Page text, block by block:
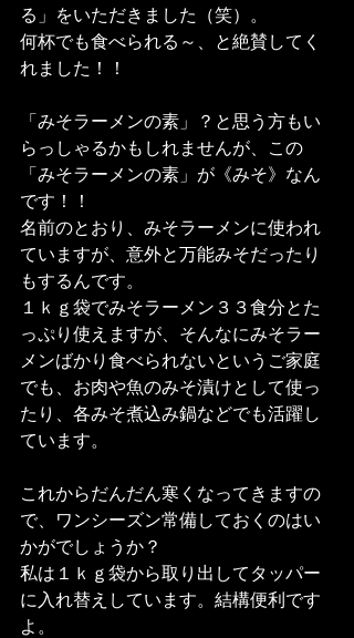
る」をいただきました（笑）。
何杯でも食べられる～、と絶賛してく
れました！！
「みそラーメンの素」？と思う方もい
らっしゃるかもしれませんが、この
「みそラーメンの素」が《みそ》なん
です！！
名前のとおり、みそラーメンに使われ
ていますが、意外と万能みそだったり
もするんです。
１ｋｇ袋でみそラーメン３３食分とた
っぷり使えますが、そんなにみそラー
メンばかり食べられないというご家庭
でも、お肉や魚のみそ漬けとして使っ
たり、各みそ煮込み鍋などでも活躍し
ています。
これからだんだん寒くなってきますの
で、ワンシーズン常備しておくのはい
かがでしょうか？
私は１ｋｇ袋から取り出してタッパー
に入れ替えしています。結構便利です
よ。